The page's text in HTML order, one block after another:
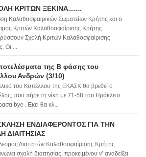
ΚΡΙΤΩΝ ΞΕΚΙΝΑ.......
Καλαθοσφαιρικών Σωματείων Κρήτης και ο
Κριτών Καλαθοσφαίρισης Κρήτης
Σχολή Κριτών Καλαθοσφαίρισης
Οι ...
της Β φάσης του
Ανδρών (3/10)
του Κυπέλλου της ΕΚΑΣΚ θα βρεθεί ο
που πήρε τη νίκη με 71-58 του Ηράκλειο
bye . Εκεί θα κλ...
ΕΝΔΙΑΦΕΡΟΝΤΟΣ ΓΙΑ ΤΗΝ
ΔΙΑΙΤΗΣΙΑΣ
Διαιτητών Καλαθοσφαίρισης Κρήτης
σχολή διαιτησίας, προκειμένου ν’ αναδείξει